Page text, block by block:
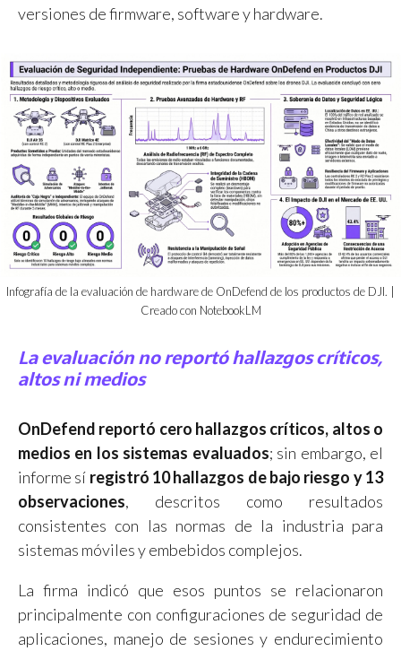
versiones de firmware, software y hardware.
Infografía de la evaluación de hardware de OnDefend de los productos de DJI. |
Creado con NotebookLM
La evaluación no reportó hallazgos críticos,
altos ni medios
OnDefend reportó cero hallazgos críticos, altos o
medios en los sistemas evaluados; sin embargo, el
informe sí registró 10 hallazgos de bajo riesgo y 13
observaciones, descritos como resultados
consistentes con las normas de la industria para
sistemas móviles y embebidos complejos.
La firma indicó que esos puntos se relacionaron
principalmente con configuraciones de seguridad de
aplicaciones, manejo de sesiones y endurecimiento